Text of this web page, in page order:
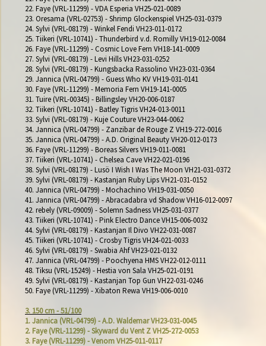
22. Faye (VRL-11299) - VDA Esperia VH25-021-0089
23. Oresama (VRL-02753) - Shrimp Glockenspiel VH25-031-0379
24. Sylvi (VRL-08179) - Winkel Fendi VH23-011-0172
25. Tiikeri (VRL-10741) - Thunderbird v.d. Romilly VH19-012-0084
26. Faye (VRL-11299) - Cosmic Love Fern VH18-141-0009
27. Sylvi (VRL-08179) - Levi Hills VH23-031-0252
28. Sylvi (VRL-08179) - Kungsbacka Rassolino VH23-031-0364
29. Jannica (VRL-04799) - Guess Who KV VH19-031-0141
30. Faye (VRL-11299) - Memoria Fern VH19-141-0005
31. Tuire (VRL-00345) - Billingsley VH20-006-0187
32. Tiikeri (VRL-10741) - Batley Tigris VH24-013-0011
33. Sylvi (VRL-08179) - Kuje Couture VH23-044-0062
34. Jannica (VRL-04799) - Zanzibar de Rouge Z VH19-272-0016
35. Jannica (VRL-04799) - A.D. Original Beauty VH20-012-0173
36. Faye (VRL-11299) - Boreas Silvers VH19-011-0081
37. Tiikeri (VRL-10741) - Chelsea Cave VH22-021-0196
38. Sylvi (VRL-08179) - Lusö I Wish I Was The Moon VH21-031-0372
39. Sylvi (VRL-08179) - Kastanjan Ruby Lips VH21-031-0152
40. Jannica (VRL-04799) - Mochachino VH19-031-0050
41. Jannica (VRL-04799) - Abracadabra vd Shadow VH16-012-0097
42. rebely (VRL-09009) - Solemn Sadness VH25-031-0377
43. Tiikeri (VRL-10741) - Pink Electro Dance VH15-006-0032
44. Sylvi (VRL-08179) - Kastanjan Il Divo VH22-031-0087
45. Tiikeri (VRL-10741) - Crosby Tigris VH24-021-0033
46. Sylvi (VRL-08179) - Swabia Ahf VH23-021-0132
47. Jannica (VRL-04799) - Poochyena HMS VH22-012-0111
48. Tiksu (VRL-15249) - Hestia von Sala VH25-021-0191
49. Sylvi (VRL-08179) - Kastanjan Top Gun VH22-031-0246
50. Faye (VRL-11299) - Xibaton Rewa VH19-006-0010
3. 150 cm - 51/100
1. Jannica (VRL-04799) - A.D. Waldemar VH23-031-0045
2. Faye (VRL-11299) - Skyward du Vent Z VH25-272-0053
3. Faye (VRL-11299) - Venom VH25-011-0117